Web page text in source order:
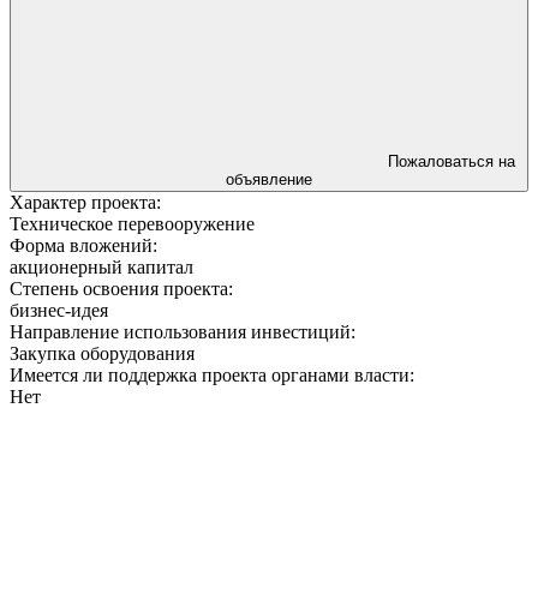
объявление
Характер проекта:
Техническое перевооружение
Форма вложений:
акционерный капитал
Степень освоения проекта:
бизнес-идея
Направление использования инвестиций:
Закупка оборудования
Имеется ли поддержка проекта органами власти:
Нет